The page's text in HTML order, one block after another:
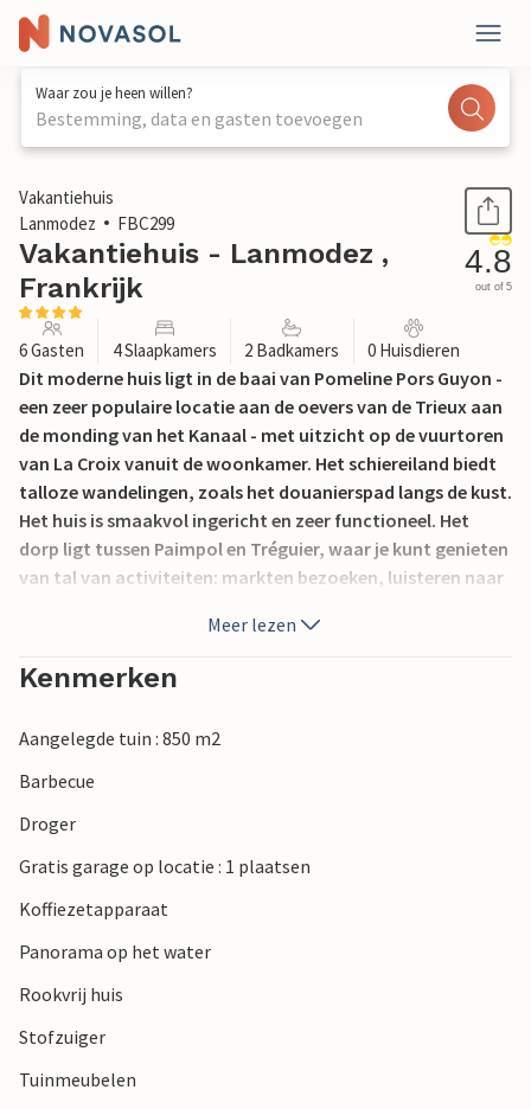
Waar zou je heen willen?
Bestemming, data en gasten toevoegen
1 / 23
Vakantiehuis
Lanmodez
FBC299
Vakantiehuis - Lanmodez ,
Frankrijk
4.8
out of 5
6 Gasten 4 Slaapkamers 2 Badkamers 0 Huisdieren
Dit moderne huis ligt in de baai van Pomeline Pors Guyon -
een zeer populaire locatie aan de oevers van de Trieux aan
de monding van het Kanaal - met uitzicht op de vuurtoren
van La Croix vanuit de woonkamer. Het schiereiland biedt
talloze wandelingen, zoals het douanierspad langs de kust.
Het huis is smaakvol ingericht en zeer functioneel. Het
dorp ligt tussen Paimpol en Tréguier, waar je kunt genieten
van tal van activiteiten: markten bezoeken, luisteren naar
entertainmentavonden.Meer lezen
Kenmerken
Aangelegde tuin : 850 m2
Barbecue
Droger
Gratis garage op locatie : 1 plaatsen
Koffiezetapparaat
Panorama op het water
Rookvrij huis
Stofzuiger
Tuinmeubelen